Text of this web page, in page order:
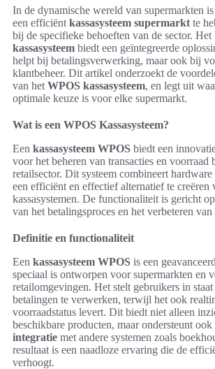
In de dynamische wereld van supermarkten
een efficiënt kassasysteem supermarkt te
bij de specifieke behoeften van de sector. Het
kassasysteem biedt een geïntegreerde
helpt bij betalingsverwerking, maar ook bij
klantbeheer. Dit artikel onderzoekt de
van het WPOS kassasysteem, en legt uit
optimale keuze is voor elke supermarkt.
Wat is een WPOS Kassasysteem?
Een kassasysteem WPOS biedt een
voor het beheren van transacties en voorraad
retailsector. Dit systeem combineert
een efficiënt en effectief alternatief te creëren
kassasystemen. De functionaliteit is gericht
van het betalingsproces en het verbeteren
Definitie en functionaliteit
Een kassasysteem WPOS is een
speciaal is ontworpen voor supermarkten en
retailomgevingen. Het stelt gebruikers in
betalingen te verwerken, terwijl het ook
voorraadstatus levert. Dit biedt niet alleen
beschikbare producten, maar ondersteunt ook
integratie met andere systemen zoals
resultaat is een naadloze ervaring die de
verhoogt.